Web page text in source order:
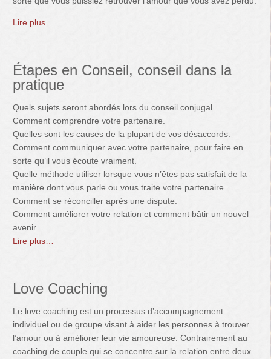
Lire plus…
Étapes en Conseil, conseil dans la
pratique
Quels sujets seront abordés lors du conseil conjugal
Comment comprendre votre partenaire.
Quelles sont les causes de la plupart de vos désaccords.
Comment communiquer avec votre partenaire, pour faire en
sorte qu’il vous écoute vraiment.
Quelle méthode utiliser lorsque vous n’êtes pas satisfait de la
manière dont vous parle ou vous traite votre partenaire.
Comment se réconciller après une dispute.
Comment améliorer votre relation et comment bâtir un nouvel
avenir.
Lire plus…
Love Coaching
Le love coaching est un processus d’accompagnement
individuel ou de groupe visant à aider les personnes à trouver
l’amour ou à améliorer leur vie amoureuse. Contrairement au
coaching de couple qui se concentre sur la relation entre deux